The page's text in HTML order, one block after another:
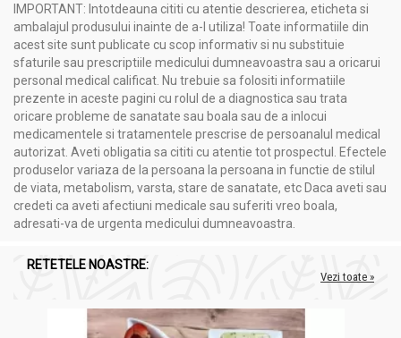
alăptează ar trebui să consulte un profesionist medical
înainte de a începe orice supliment alimentar.
Administrare
Lglutamine 500mg 90cp - ADAMS SUPPLEMENTS
Luati zilnic 1 capsula cu multa apa.
IMPORTANT: Intotdeauna cititi cu atentie descrierea, eticheta si
ambalajul produsului inainte de a-l utiliza! Toate informatiile din
acest site sunt publicate cu scop informativ si nu substituie
sfaturile sau prescriptiile medicului dumneavoastra sau a oricarui
personal medical calificat. Nu trebuie sa folositi informatiile
prezente in aceste pagini cu rolul de a diagnostica sau trata
oricare probleme de sanatate sau boala sau de a inlocui
medicamentele si tratamentele prescrise de persoanalul medical
autorizat. Aveti obligatia sa cititi cu atentie tot prospectul. Efectele
produselor variaza de la persoana la persoana in functie de stilul
de viata, metabolism, varsta, stare de sanatate, etc Daca aveti sau
credeti ca aveti afectiuni medicale sau suferiti vreo boala,
adresati-va de urgenta medicului dumneavoastra.
RETETELE NOASTRE:
Vezi toate »